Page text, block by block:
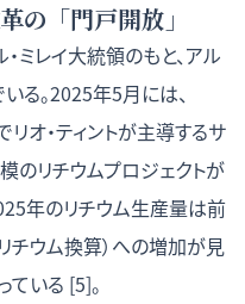
の「門戸開放」
ミレイ大統領のもと、アル
る。2025年5月には、
オ・ティントが主導するサ
のリチウムプロジェクトが
年のリチウム生産量は前
チウム換算）への増加が見
いる [5]。